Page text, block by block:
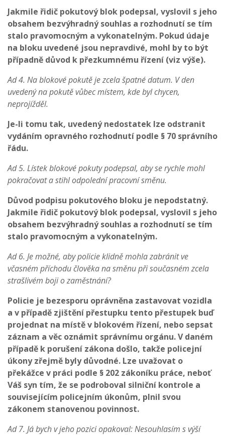
Jakmile řidič pokutový blok podepsal, vyslovil s jeho
obsahem bezvýhradný souhlas a rozhodnutí se tím
stalo pravomocným a vykonatelným. Pokud údaje
na bloku uvedené jsou nepravdivé, mohl by to být
případně důvod k přezkumnému řízení (viz výše).
Ad 4. Na blokové pokutě je zcela špatné datum. V den
uvedený na pokutě vůbec místem, kde byl chycen,
neprojížděl.
Je-li tomu tak, uvedený nedostatek lze odstranit
vydáním opravného rozhodnutí podle § 70 správního
řádu.
Ad 5. Lístek blokové pokuty podepsal, aby se rychle mohl
pokračovat a stihl odpolední pracovní směnu.
Důvod podpisu pokutového bloku je nepodstatný.
Jakmile řidič pokutový blok podepsal, vyslovil s jeho
obsahem bezvýhradný souhlas a rozhodnutí se tím
stalo pravomocným a vykonatelným.
Ad 6. Je možné, aby policie klidně mohla zabránit ve
včasném příchodu člověka na směnu při současném zcela
strašlivém boji o zaměstnání?
Policie je bezesporu oprávněna zastavovat vozidla
a v případě zjištění přestupku tento přestupek buď
projednat na místě v blokovém řízení, nebo sepsat
záznam a věc oznámit správnímu orgánu. V daném
případě k porušení zákona došlo, takže policejní
úkony zřejmě byly důvodné. Lze uvažovat o
překážce v práci podle § 202 zákoníku práce, neboť
Váš syn tím, že se podroboval silniční kontrole a
souvisejícím policejním úkonům, plnil svou
zákonem stanovenou povinnost.
Ad 7. Já bych v jeho pozici opakoval: Nesouhlasím s výší